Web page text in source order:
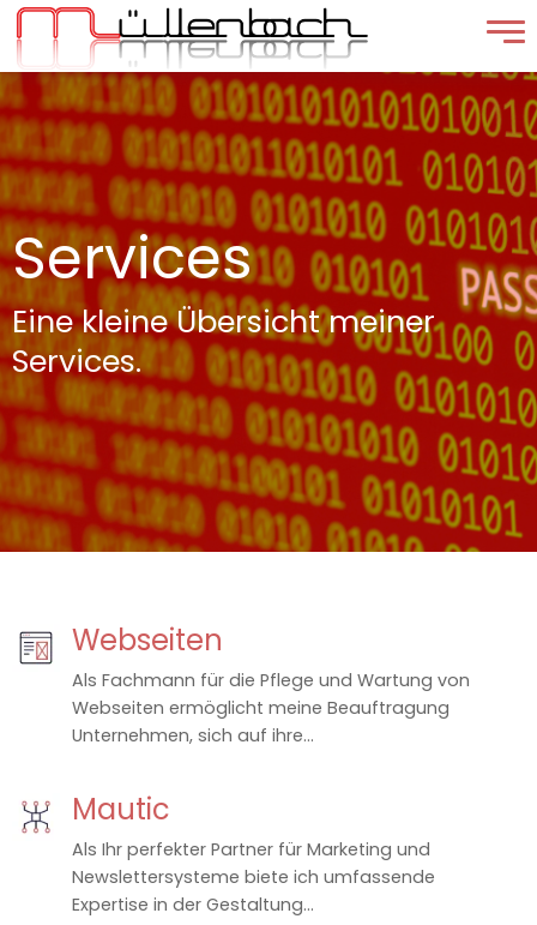
Services
Eine kleine Übersicht meiner
Services.
Webseiten
Als Fachmann für die Pflege und Wartung von
Webseiten ermöglicht meine Beauftragung
Unternehmen, sich auf ihre...
Mautic
Als Ihr perfekter Partner für Marketing und
Newslettersysteme biete ich umfassende
Expertise in der Gestaltung...